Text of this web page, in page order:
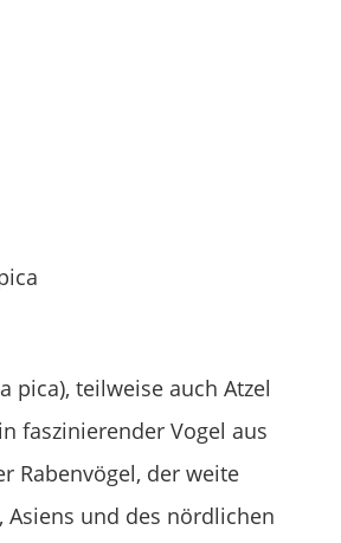
pica), teilweise auch Atzel
faszinierender Vogel aus
Rabenvögel, der weite
Asiens und des nördlichen